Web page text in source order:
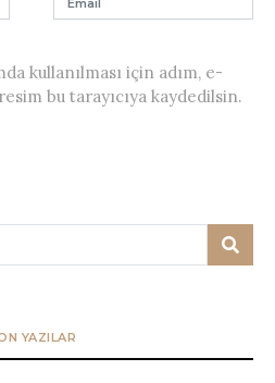
kullanılması için adım, e-
bu tarayıcıya kaydedilsin.
YAZILAR